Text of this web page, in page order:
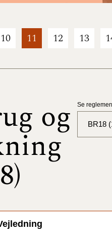
10 11 12 13
og Se
BR18
BR18
BR18